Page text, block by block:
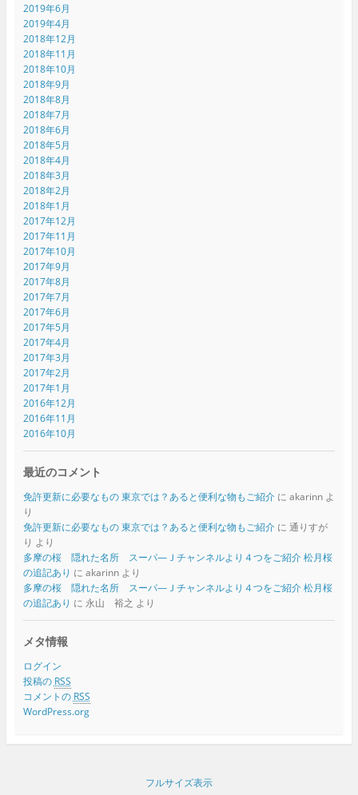
2019年6月
2019年4月
2018年12月
2018年11月
2018年10月
2018年9月
2018年8月
2018年7月
2018年6月
2018年5月
2018年4月
2018年3月
2018年2月
2018年1月
2017年12月
2017年11月
2017年10月
2017年9月
2017年8月
2017年7月
2017年6月
2017年5月
2017年4月
2017年3月
2017年2月
2017年1月
2016年12月
2016年11月
2016年10月
最近のコメント
免許更新に必要なもの 東京では？あると便利な物もご紹介に akarinnよ
り
免許更新に必要なもの 東京では？あると便利な物もご紹介に 通りすが
り より
多摩の桜 隠れた名所 スーパ―Ｊチャンネルより４つをご紹介 松月桜
の追記あり に akarinnより
多摩の桜 隠れた名所 スーパ―Ｊチャンネルより４つをご紹介 松月桜
の追記あり に 永山 裕之 より
メタ情報
ログイン
投稿の RSS
コメントの RSS
WordPress.org
フルサイズ表示